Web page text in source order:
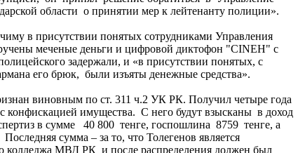
области о принятии мер к лейтенанту полиции».
в присутствии понятых сотрудниками Управления
меченые деньги и цифровой диктофон "СINEH" с
задержали, и «в присутствии понятых, с
его брюк, были изъяты денежные средства».
виновным по ст. 311 ч.2 УК РК. Получил четыре года
конфискацией имущества. С него будут взысканы в доход
в сумме 40 800 тенге, госпошлина 8759 тенге, а
сумма – за то, что Толегенов является
колледжа МВД РК и после распределения должен был